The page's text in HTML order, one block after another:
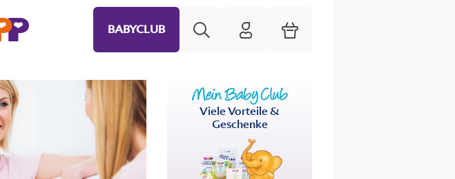
BABYCLUB HiPP Mein Babyclub
Warenkorb
Viele Vorteile &
Geschenke